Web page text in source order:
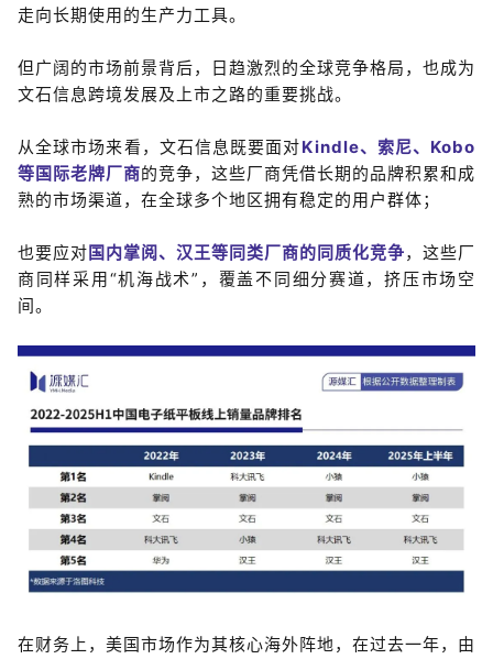
走向长期使用的生产力工具。
但广阔的市场前景背后，日趋激烈的全球竞争格局，也成为
文石信息跨境发展及上市之路的重要挑战。
从全球市场来看，文石信息既要面对Kindle、索尼、Kobo
等国际老牌厂商的竞争，这些厂商凭借长期的品牌积累和成
熟的市场渠道，在全球多个地区拥有稳定的用户群体；
也要应对国内掌阅、汉王等同类厂商的同质化竞争，这些厂
商同样采用“机海战术”，覆盖不同细分赛道，挤压市场空
间。
在财务上，美国市场作为其核心海外阵地，在过去一年，由